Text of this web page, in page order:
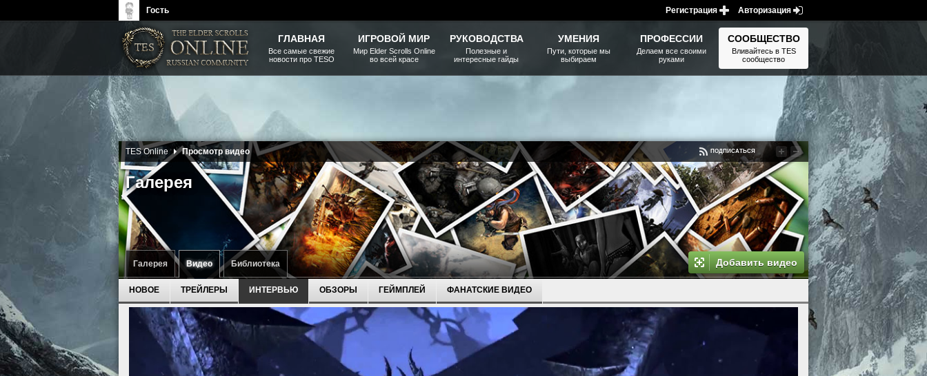
Галерея Видео Библиотека Добавить видео
Галерея
ПОДПИСАТЬСЯ
TES Online Просмотр видео
НОВОЕ ТРЕЙЛЕРЫ ИНТЕРВЬЮ ОБЗОРЫ ГЕЙМПЛЕЙ ФАНАТСКИЕ ВИДЕО
The Elder Scrolls, Fallout,
Bethesda Softworks - статьи,
новости, дополнения
ГЛАВНАЯ
Все самые свежие
новости про TESO
ИГРОВОЙ МИР
Мир Elder Scrolls Online
во всей красе
РУКОВОДСТВА
Полезные и
интересные гайды
УМЕНИЯ
Пути, которые мы
выбираем
ПРОФЕССИИ
Делаем все своими
руками
СООБЩЕСТВО
Вливайтесь в TES
сообщество
Авторизация
Регистрация
Гость